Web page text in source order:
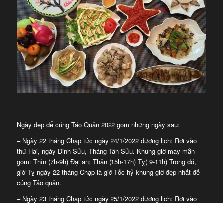
Ngày đẹp để cúng Táo Quân 2022 gồm những ngày sau:
– Ngày 22 tháng Chạp tức ngày 24/1/2022 dương lịch: Rơi vào
thứ Hai, ngày Đinh Sửu, Tháng Tân Sửu. Khung giờ may mắn
gồm: Thìn (7h-9h) Đại an; Thân (15h-17h) Tỵ( 9-11h) Trong đó,
giờ Tỵ ngày 22 tháng Chạp là giờ Tốc hỷ khung giờ đẹp nhất để
cúng Táo quân.
– Ngày 23 tháng Chạp tức ngày 25/1/2022 dương lịch: Rơi vào